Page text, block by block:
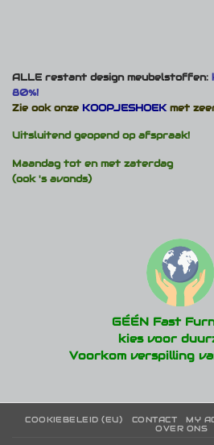
ALLE restant design meubelstoffen:
80%!
Zie ook onze KOOPJESHOEKmet
Uitsluitend geopend op afspraak!
Maandag tot en met zaterdag
(ook 's avonds)
GÉÉN Fast
kies voor
Voorkom verspilling
COOKIEBELEID (EU) CONTACT MY
OVER ONS